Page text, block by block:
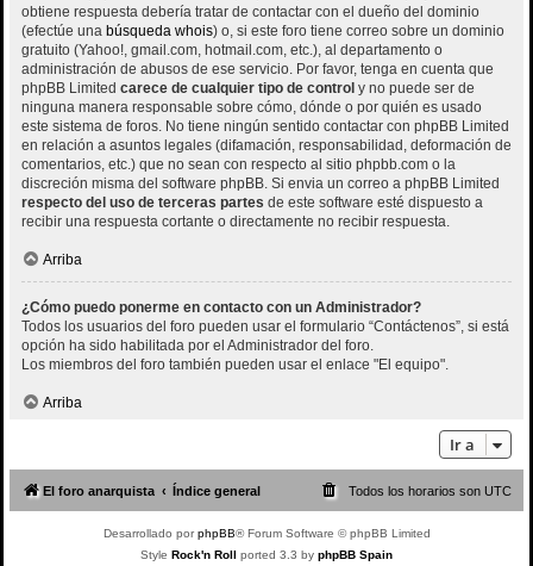
obtiene respuesta debería tratar de contactar con el dueño del dominio
(efectúe una búsqueda whois) o, si este foro tiene correo sobre un dominio
gratuito (Yahoo!, gmail.com, hotmail.com, etc.), al departamento o
administración de abusos de ese servicio. Por favor, tenga en cuenta que
phpBB Limited carece de cualquier tipo de control y no puede ser de
ninguna manera responsable sobre cómo, dónde o por quién es usado
este sistema de foros. No tiene ningún sentido contactar con phpBB Limited
en relación a asuntos legales (difamación, responsabilidad, deformación de
comentarios, etc.) que no sean con respecto al sitio phpbb.com o la
discreción misma del software phpBB. Si envia un correo a phpBB Limited
respecto del uso de terceras partes de este software esté dispuesto a
recibir una respuesta cortante o directamente no recibir respuesta.
Arriba
¿Cómo puedo ponerme en contacto con un Administrador?
Todos los usuarios del foro pueden usar el formulario “Contáctenos”, si está
opción ha sido habilitada por el Administrador del foro.
Los miembros del foro también pueden usar el enlace "El equipo".
Arriba
Ir a
El foro anarquista Índice general Todos los horarios son UTC
Desarrollado porphpBB® Forum Software © phpBB Limited
Style Rock'n Roll ported 3.3 by phpBB Spain